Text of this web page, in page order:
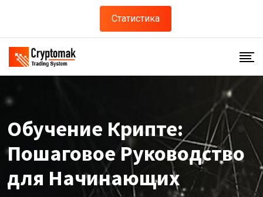
Статистика
Обучение Крипте:
Пошаговое Руководство
для Начинающих